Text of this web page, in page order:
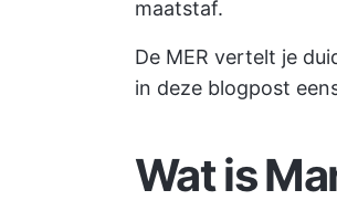
maatstaf.
De MER vertelt je
in deze blogpost
Wat is